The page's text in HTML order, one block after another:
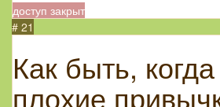
доступ закрыт
# 21
Как быть,
плохие